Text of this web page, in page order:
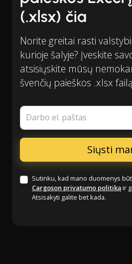
(.xlsx) čia
Norite greitai rasti
kurioje šalyje? Įveskite
atsisiųskite mūsų
švenčių paieškos .xlsx
Darbo el. paštas
Sutinku, kad mano duomenys
Cargoson privatumo politikąir
Atsisakyti galite bet kada.